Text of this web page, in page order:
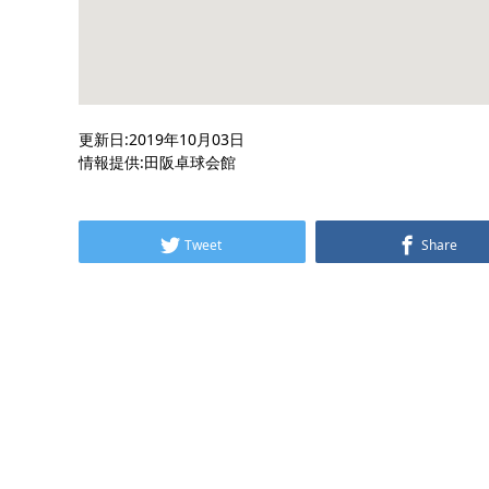
更新日:2019年10月03日
情報提供:田阪卓球会館
Tweet Share